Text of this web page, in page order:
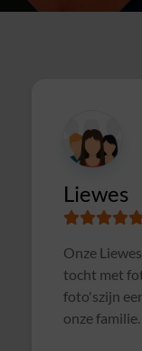
Susanne
Samen met
Alles was
het veld
soms wat